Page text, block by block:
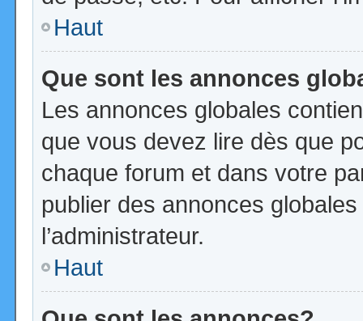
Haut
Que sont les annonces
Les annonces globales
que vous devez lire dès que
chaque forum et dans votre
publier des annonces
l’administrateur.
Haut